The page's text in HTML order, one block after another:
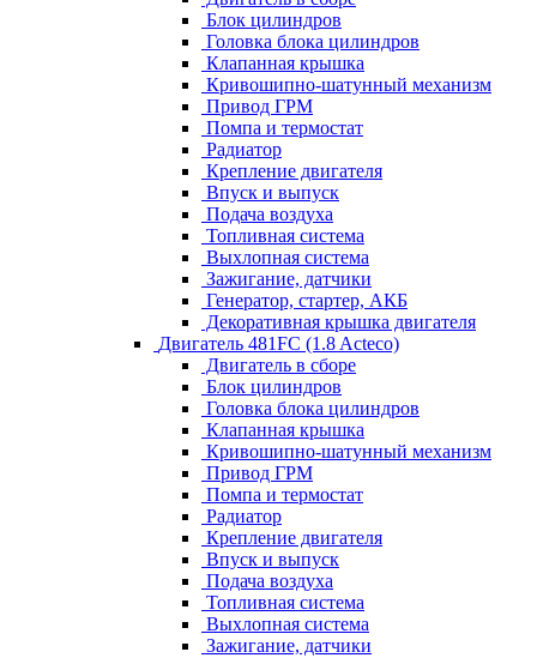
Блок цилиндров
Головка блока цилиндров
Клапанная крышка
Кривошипно-шатунный механизм
Привод ГРМ
Помпа и термостат
Радиатор
Крепление двигателя
Впуск и выпуск
Подача воздуха
Топливная система
Выхлопная система
Зажигание, датчики
Генератор, стартер, АКБ
Декоративная крышка двигателя
Двигатель 481FC (1.8 Acteco)
Двигатель в сборе
Блок цилиндров
Головка блока цилиндров
Клапанная крышка
Кривошипно-шатунный механизм
Привод ГРМ
Помпа и термостат
Радиатор
Крепление двигателя
Впуск и выпуск
Подача воздуха
Топливная система
Выхлопная система
Зажигание, датчики